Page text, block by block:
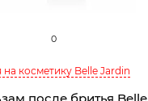
0
косметику Belle Jardin